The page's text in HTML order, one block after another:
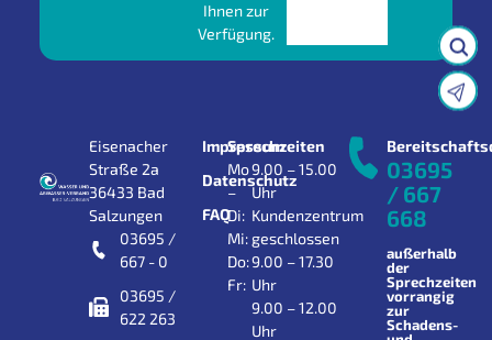
Ihnen zur
Verfügung.
Eisenacher
Straße 2a
36433 Bad
Salzungen
03695 /
667 - 0
03695 /
622 263
Impressum
Datenschutz
FAQ
Sprechzeiten
Mo
–
Di:
Mi:
Do:
Fr:
9.00 – 15.00
Uhr
Kundenzentrum
geschlossen
9.00 – 17.30
Uhr
9.00 – 12.00
Uhr
03695
/ 667
668
außerhalb
der
Sprechzeiten
vorrangig
zur
Schadens-